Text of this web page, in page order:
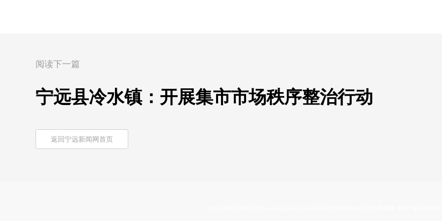
阅读下一篇
宁远县冷水镇：开展集市市场秩序整治行动
返回宁远新闻网首页